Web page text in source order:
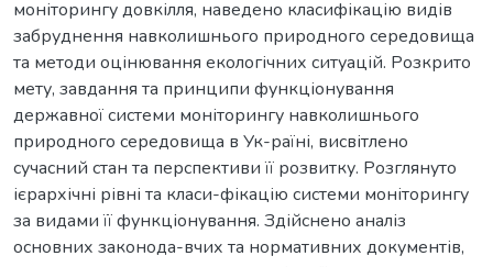
моніторингу довкілля, наведено класифікацію видів
забруднення навколишнього природного середовища
та методи оцінювання екологічних ситуацій. Розкрито
мету, завдання та принципи функціонування
державної системи моніторингу навколишнього
природного середовища в Ук-раїні, висвітлено
сучасний стан та перспективи її розвитку. Розглянуто
ієрархічні рівні та класи-фікацію системи моніторингу
за видами її функціонування. Здійснено аналіз
основних законода-вчих та нормативних документів,